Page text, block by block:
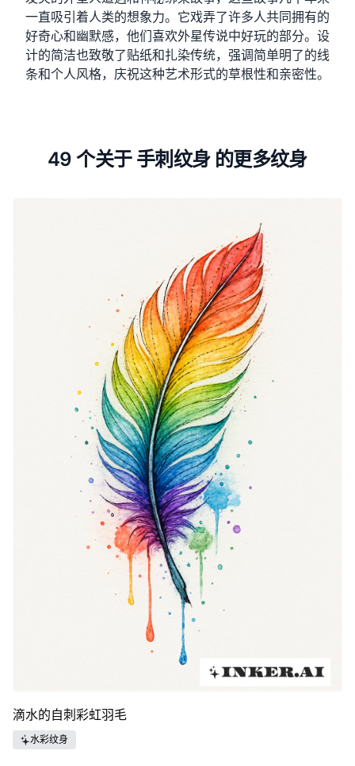
一直吸引着人类的想象力。它戏弄了许多人共同拥有的
好奇心和幽默感，他们喜欢外星传说中好玩的部分。设
计的简洁也致敬了贴纸和扎染传统，强调简单明了的线
条和个人风格，庆祝这种艺术形式的草根性和亲密性。
49 个关于 手刺纹身 的更多纹身
滴水的自刺彩虹羽毛
水彩纹身